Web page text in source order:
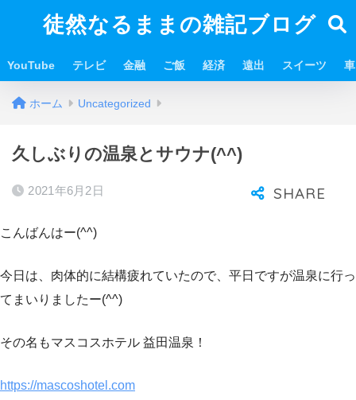
徒然なるままの雑記ブログ
YouTube テレビ 金融 ご飯 経済 遠出 スイーツ 車
ホーム Uncategorized
久しぶりの温泉とサウナ(^^)
2021年6月2日
こんばんはー(^^)
今日は、肉体的に結構疲れていたので、平日ですが温泉に行っ
てまいりましたー(^^)
その名もマスコスホテル 益田温泉！
https://mascoshotel.com